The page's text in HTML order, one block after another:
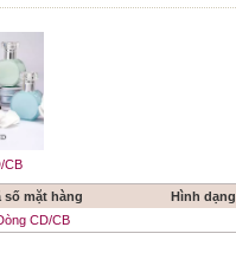
CB
số mặt hàng Hình dạng
CD/CB